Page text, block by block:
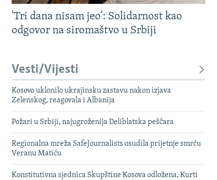
'Tri dana nisam jeo': Solidarnost kao
odgovor na siromaštvo u Srbiji
Vesti/Vijesti
Kosovo uklonilo ukrajinsku zastavu nakon izjava
Zelenskog, reagovala i Albanija
Požari u Srbiji, najugroženija Deliblatska peščara
Regionalna mreža SafeJournalists osudila prijetnje smrću
Veranu Matiću
Konstitutivna sjednica Skupštine Kosova odložena, Kurti